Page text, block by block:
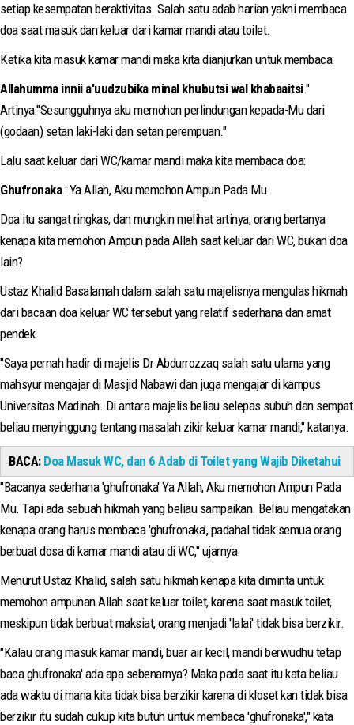
setiap kesempatan beraktivitas. Salah satu adab harian yakni membaca
doa saat masuk dan keluar dari kamar mandi atau toilet.
Ketika kita masuk kamar mandi maka kita dianjurkan untuk membaca:
Allahumma innii a'uudzubika minal khubutsi wal khabaaitsi."
Artinya:"Sesungguhnya aku memohon perlindungan kepada-Mu dari
(godaan) setan laki-laki dan setan perempuan."
Lalu saat keluar dari WC/kamar mandi maka kita membaca doa:
Ghufronaka: Ya Allah, Aku memohon Ampun Pada Mu
Doa itu sangat ringkas, dan mungkin melihat artinya, orang bertanya
kenapa kita memohon Ampun pada Allah saat keluar dari WC, bukan doa
lain?
Ustaz Khalid Basalamah dalam salah satu majelisnya mengulas hikmah
dari bacaan doa keluar WC tersebut yang relatif sederhana dan amat
pendek.
"Saya pernah hadir di majelis Dr Abdurrozzaq salah satu ulama yang
mahsyur mengajar di Masjid Nabawi dan juga mengajar di kampus
Universitas Madinah. Di antara majelis beliau selepas subuh dan sempat
beliau menyinggung tentang masalah zikir keluar kamar mandi," katanya.
BACA: Doa Masuk WC, dan 6 Adab di Toilet yang Wajib Diketahui
"Bacanya sederhana 'ghufronaka' Ya Allah, Aku memohon Ampun Pada
Mu. Tapi ada sebuah hikmah yang beliau sampaikan. Beliau mengatakan
kenapa orang harus membaca 'ghufronaka', padahal tidak semua orang
berbuat dosa di kamar mandi atau di WC," ujarnya.
Menurut Ustaz Khalid, salah satu hikmah kenapa kita diminta untuk
memohon ampunan Allah saat keluar toilet, karena saat masuk toilet,
meskipun tidak berbuat maksiat, orang menjadi 'lalai' tidak bisa berzikir.
"Kalau orang masuk kamar mandi, buar air kecil, mandi berwudhu tetap
baca ghufronaka' ada apa sebenarnya? Maka pada saat itu kata beliau
ada waktu di mana kita tidak bisa berzikir karena di kloset kan tidak bisa
berzikir itu sudah cukup kita butuh untuk membaca 'ghufronaka'," kata